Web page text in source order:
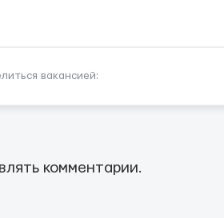
вакансией:
комментарии.